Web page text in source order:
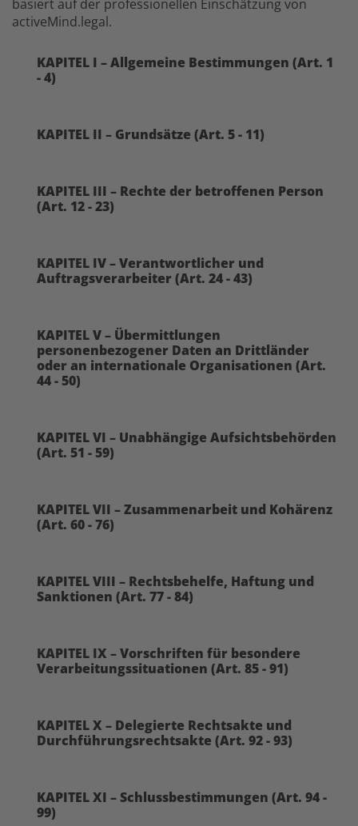
basiert auf der professionellen Einschätzung von
activeMind.legal.
KAPITEL I – Allgemeine Bestimmungen (Art. 1
- 4)
KAPITEL II – Grundsätze (Art. 5 - 11)
KAPITEL III – Rechte der betroffenen Person
(Art. 12 - 23)
KAPITEL IV – Verantwortlicher und
Auftragsverarbeiter (Art. 24 - 43)
KAPITEL V – Übermittlungen
personenbezogener Daten an Drittländer
oder an internationale Organisationen (Art.
44 - 50)
KAPITEL VI – Unabhängige Aufsichtsbehörden
(Art. 51 - 59)
KAPITEL VII – Zusammenarbeit und Kohärenz
(Art. 60 - 76)
KAPITEL VIII – Rechtsbehelfe, Haftung und
Sanktionen (Art. 77 - 84)
KAPITEL IX – Vorschriften für besondere
Verarbeitungssituationen (Art. 85 - 91)
KAPITEL X – Delegierte Rechtsakte und
Durchführungsrechtsakte (Art. 92 - 93)
KAPITEL XI – Schlussbestimmungen (Art. 94 -
99)